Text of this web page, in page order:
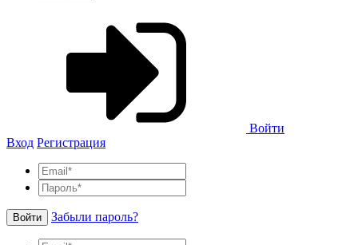
Войти
Вход Регистрация
Войти Забыли пароль?